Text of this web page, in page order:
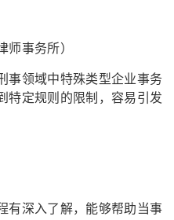
师事务所）
事领域中特殊类型企业事务
特定规则的限制，容易引发
有深入了解，能够帮助当事